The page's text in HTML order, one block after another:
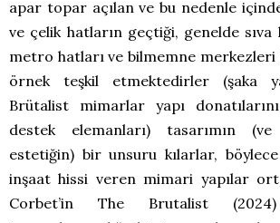
apar topar açılan ve bu nedenle
ve çelik hatların geçtiği, genelde sıva
metro hatları ve bilmemne
örnek teşkil etmektedirler (şaka
Brütalist mimarlar yapı
destek elemanları) tasarımın
estetiğin) bir unsuru kılarlar,
inşaat hissi veren mimari yapılar
Corbet’in The Brutalist